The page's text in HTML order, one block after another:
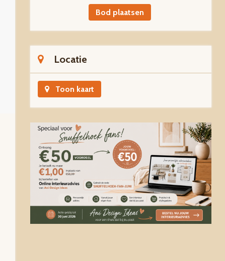
Bod plaatsen
Locatie
Toon kaart